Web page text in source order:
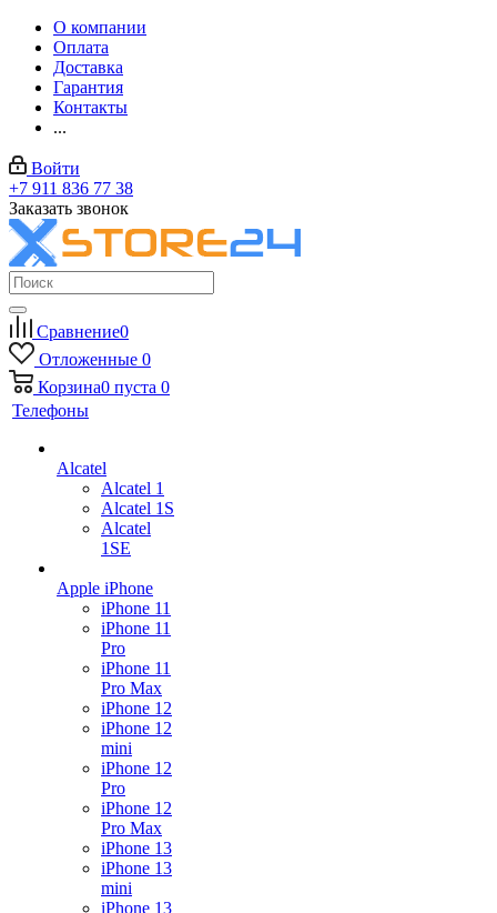
О компании
Оплата
Доставка
Гарантия
Контакты
...
Войти
+7 911 836 77 38
Заказать звонок
Сравнение0
Отложенные 0
Корзина0 пуста 0
Телефоны
Alcatel
Alcatel 1
Alcatel 1S
Alcatel
1SE
Apple iPhone
iPhone 11
iPhone 11
Pro
iPhone 11
Pro Max
iPhone 12
iPhone 12
mini
iPhone 12
Pro
iPhone 12
Pro Max
iPhone 13
iPhone 13
mini
iPhone 13